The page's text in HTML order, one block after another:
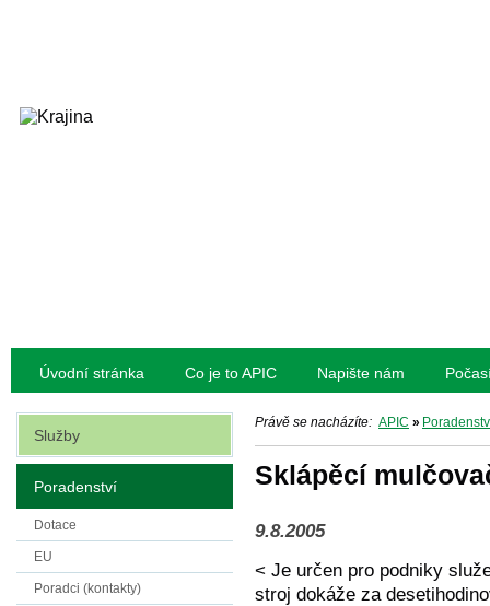
Úvodní stránka Co je to APIC Napište nám
Právě se nacházíte: APIC »
Sklápěcí
9.8.2005
< Je určen pro podniky
stroj dokáže za
Služby
Poradenství
Dotace
EU
Poradci (kontakty)